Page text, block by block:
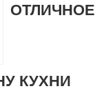
ОТЛИЧНОЕ
КУХНИ